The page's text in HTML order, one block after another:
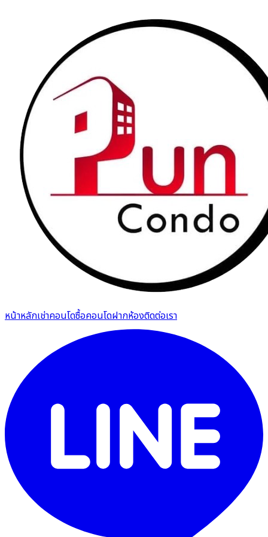
หน้าหลักเช่าคอนโดซื้อคอนโดฝากห้องติดต่อเรา